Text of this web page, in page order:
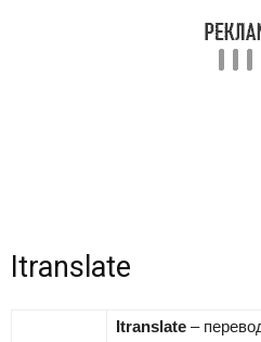
Itranslate
Itranslate –